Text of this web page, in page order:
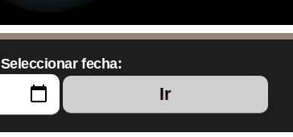
Seleccionar fecha:
Ir